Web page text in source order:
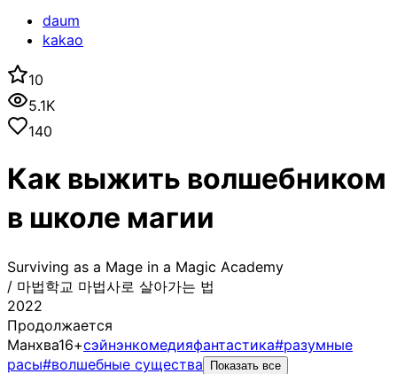
daum
kakao
10
5.1K
140
Как выжить волшебником
в школе магии
Surviving as a Mage in a Magic Academy
/ 마법학교 마법사로 살아가는 법
2022
Продолжается
Манхва16+сэйнэнкомедияфантастика#разумные
расы#волшебные существа Показать все